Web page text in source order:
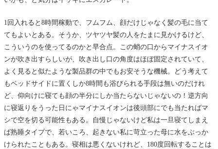
1回入れると8時間稼動で、フムフム、顔だけじゃなく髪の毛に当て
てもよいとある。そうか、ツヤツヤ髪の人をたまに見かけるけど、
こういうのを使ってるのかと早合点。この蛸の口からマイナスイオ
ンが吹き出すらしいが、吹き出し口の角度はほぼ固定されていて、
よく見ると似たような製品群の中でもお安そうな機械。どう考えて
もベッドサイドに置くしか8時間も浴びられる手段は無いのだけれ
ど、仰向けに寝ても顔の半分にしか当たらないじゃないの！逆方向
に寝返りをうった日にゃマイナスイオンは後頭部にでも当たればマ
シで空を切る可能性もある。自慢じゃないけど私は一旦寝てしまえ
ば熟睡タイプで、若いころ、起きない私に苛立った母に水をぶっか
けられたこともある。寝相は悪くないけれど、180度回転することは